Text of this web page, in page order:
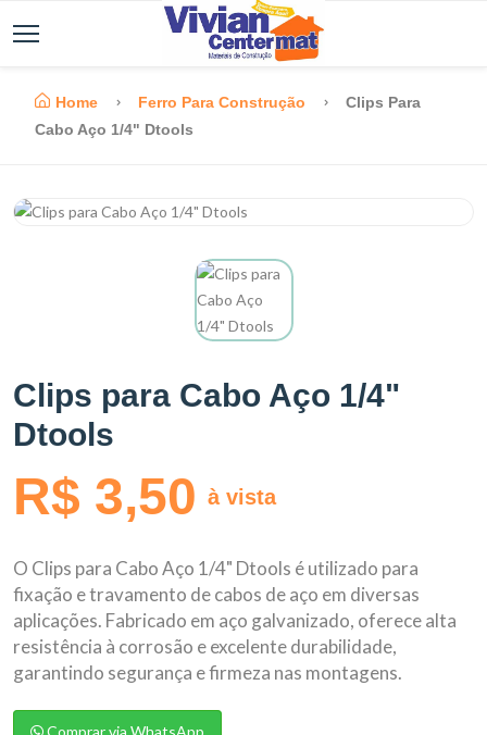
Home Ferro Para Construção
Clips Para
Cabo Aço 1/4" Dtools
Clips para Cabo Aço 1/4"
Dtools
R$ 3,50 à vista
O Clips para Cabo Aço 1/4" Dtools é utilizado para
fixação e travamento de cabos de aço em diversas
aplicações. Fabricado em aço galvanizado, oferece alta
resistência à corrosão e excelente durabilidade,
garantindo segurança e firmeza nas montagens.
Comprar via WhatsApp